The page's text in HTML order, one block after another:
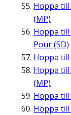
Hoppa till
(MP)
Hoppa till
Pour (SD)
Hoppa till
Hoppa till
(MP)
Hoppa till
Hoppa till